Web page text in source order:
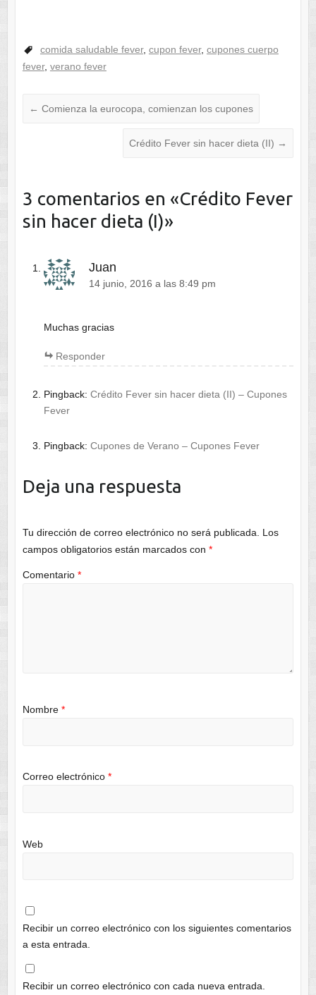
comida saludable fever, cupon fever, cupones cuerpo
fever, verano fever
← Comienza la eurocopa, comienzan los cupones
Crédito Fever sin hacer dieta (II) →
3 comentarios en «Crédito Fever
sin hacer dieta (I)»
Juan
14 junio, 2016 a las 8:49 pm
Muchas gracias
Responder
Pingback: Crédito Fever sin hacer dieta (II) – Cupones
Fever
Pingback: Cupones de Verano – Cupones Fever
Deja una respuesta
Tu dirección de correo electrónico no será publicada.
Los
campos obligatorios están marcados con *
Comentario *
Nombre *
Correo electrónico *
Web
Recibir un correo electrónico con los siguientes comentarios
a esta entrada.
Recibir un correo electrónico con cada nueva entrada.